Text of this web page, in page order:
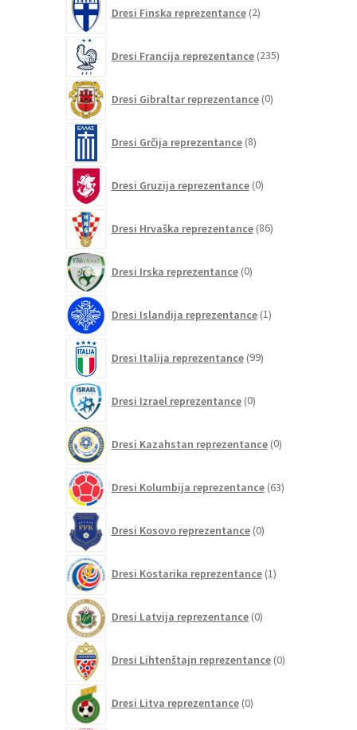
Dresi Finska reprezentance 2izdelka
Dresi Francija reprezentance 235izdelkov
Dresi Gibraltar reprezentance 0izdelkov
Dresi Grčija reprezentance 8izdelkov
Dresi Gruzija reprezentance 0izdelkov
Dresi Hrvaška reprezentance 86izdelkov
Dresi Irska reprezentance 0izdelkov
Dresi Islandija reprezentance 1izdelek
Dresi Italija reprezentance 99izdelkov
Dresi Izrael reprezentance 0izdelkov
Dresi Kazahstan reprezentance 0izdelkov
Dresi Kolumbija reprezentance 63izdelkov
Dresi Kosovo reprezentance 0izdelkov
Dresi Kostarika reprezentance 1izdelek
Dresi Latvija reprezentance 0izdelkov
Dresi Lihtenštajn reprezentance 0izdelkov
Dresi Litva reprezentance 0izdelkov